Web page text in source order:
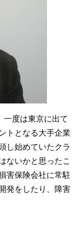
度は東京に出て
トとなる大手企業
し始めていたクラ
ないかと思ったこ
害保険会社に常駐
発をしたり、障害